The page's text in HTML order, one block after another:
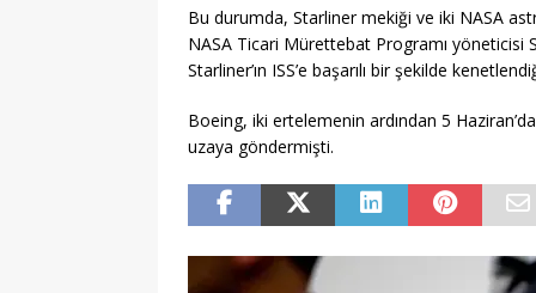
Bu durumda, Starliner mekiği ve iki NASA
NASA Ticari Mürettebat Programı yöneticisi
Starliner’ın ISS’e başarılı bir şekilde
Boeing, iki ertelemenin ardından 5
uzaya göndermişti.